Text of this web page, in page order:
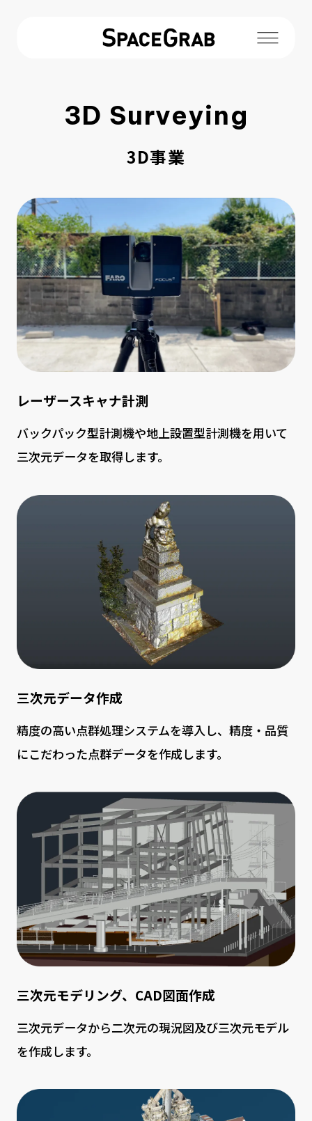
ロボティクス事業
導入実績
会社情報
お問い合わせ
3D Surveying
3D事業
レーザースキャナ計測
バックパック型計測機や地上設置型計測機を用いて
三次元データを取得します。
三次元データ作成
精度の高い点群処理システムを導入し、精度・品質
にこだわった点群データを作成します。
三次元モデリング、CAD図面作成
三次元データから二次元の現況図及び三次元モデル
を作成します。